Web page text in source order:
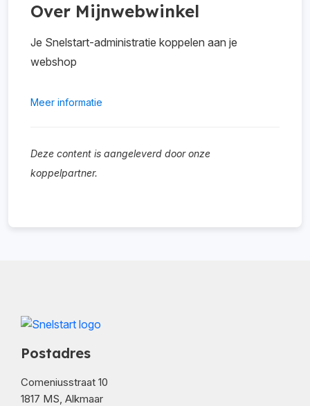
Over Mijnwebwinkel
Je Snelstart-administratie koppelen aan je
webshop
Meer informatie
Deze content is aangeleverd door onze
koppelpartner.
Postadres
Comeniusstraat 10
1817 MS, Alkmaar